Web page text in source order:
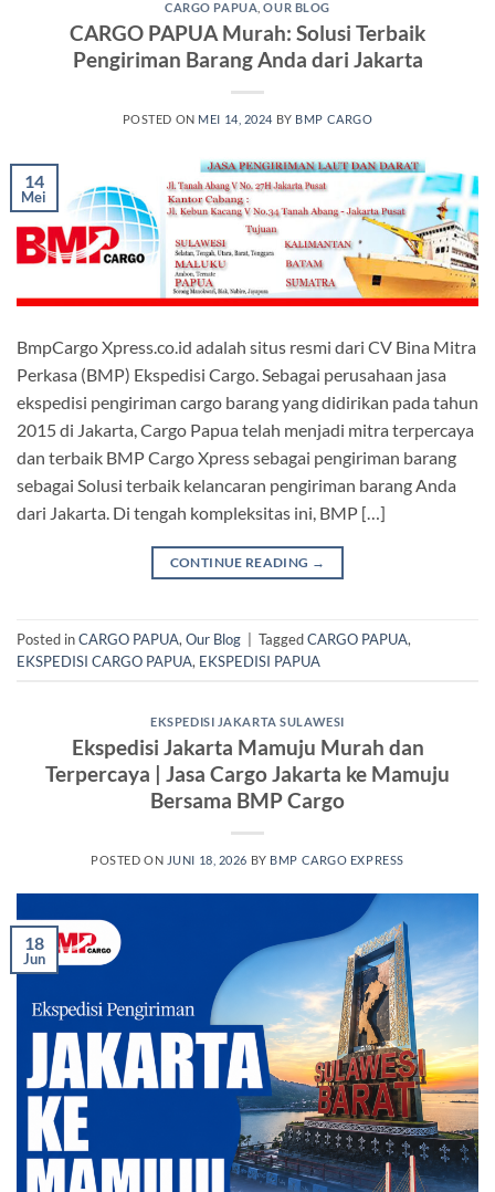
CARGO PAPUA ,OUR BLOG
CARGO PAPUA Murah: Solusi Terbaik
Pengiriman Barang Anda dari Jakarta
POSTED ON MEI 14, 2024 BY BMP CARGO
14
Mei
BmpCargo Xpress.co.id adalah situs resmi dari CV Bina Mitra
Perkasa (BMP) Ekspedisi Cargo. Sebagai perusahaan jasa
ekspedisi pengiriman cargo barang yang didirikan pada tahun
2015 di Jakarta, Cargo Papua telah menjadi mitra terpercaya
dan terbaik BMP Cargo Xpress sebagai pengiriman barang
sebagai Solusi terbaik kelancaran pengiriman barang Anda
dari Jakarta. Di tengah kompleksitas ini, BMP […]
CONTINUE READING →
Posted inCARGO PAPUA, Our Blog TaggedCARGO PAPUA,
EKSPEDISI CARGO PAPUA, EKSPEDISI PAPUA
EKSPEDISI JAKARTA SULAWESI
Ekspedisi Jakarta Mamuju Murah dan
Terpercaya | Jasa Cargo Jakarta ke Mamuju
Bersama BMP Cargo
POSTED ON JUNI 18, 2026 BY BMP CARGO EXPRESS
18
Jun